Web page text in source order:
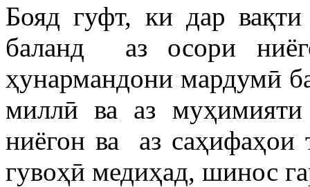
Бояд гуфт, ки дар
баланд аз осори
ҳунармандони мардумӣ
миллӣ ва аз
ниёгон ва аз саҳифаҳои
гувоҳӣ медиҳад, шинос